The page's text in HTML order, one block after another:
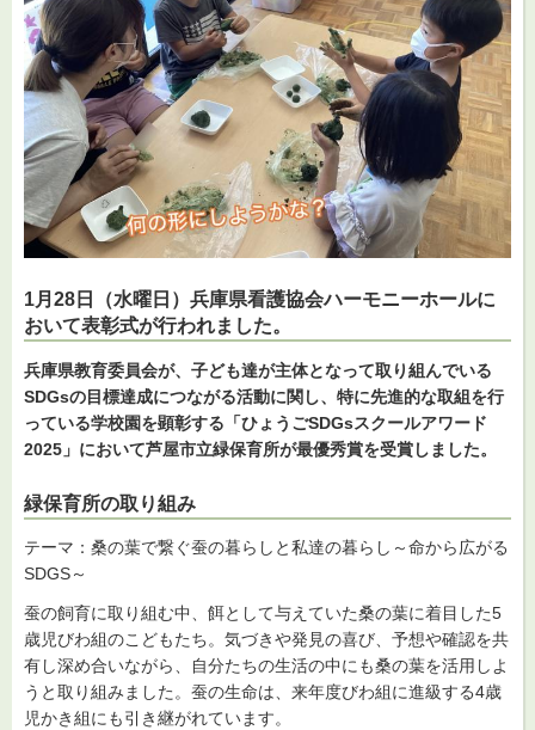
1月28日（水曜日）兵庫県看護協会ハーモニーホールに
おいて表彰式が行われました。
兵庫県教育委員会が、子ども達が主体となって取り組んでいる
SDGsの目標達成につながる活動に関し、特に先進的な取組を行
っている学校園を顕彰する「ひょうごSDGsスクールアワード
2025」において芦屋市立緑保育所が最優秀賞を受賞しました。
緑保育所の取り組み
テーマ：桑の葉で繋ぐ蚕の暮らしと私達の暮らし～命から広がる
SDGS～
蚕の飼育に取り組む中、餌として与えていた桑の葉に着目した5
歳児びわ組のこどもたち。気づきや発見の喜び、予想や確認を共
有し深め合いながら、自分たちの生活の中にも桑の葉を活用しよ
うと取り組みました。蚕の生命は、来年度びわ組に進級する4歳
児かき組にも引き継がれています。